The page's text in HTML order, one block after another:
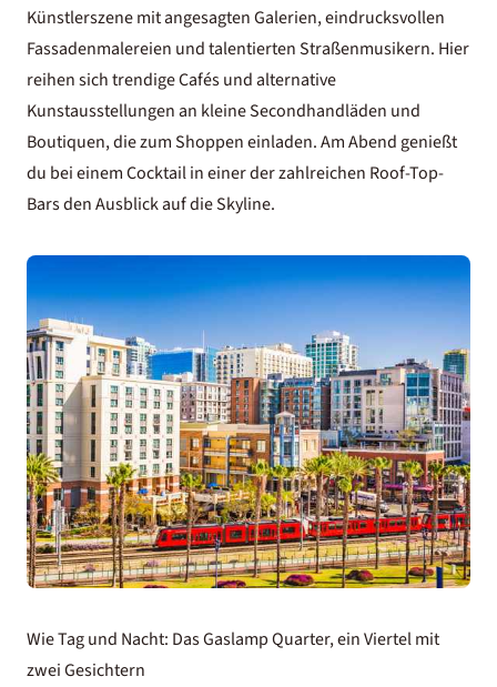
Künstlerszene mit angesagten Galerien, eindrucksvollen
Fassadenmalereien und talentierten Straßenmusikern. Hier
reihen sich trendige Cafés und alternative
Kunstausstellungen an kleine Secondhandläden und
Boutiquen, die zum Shoppen einladen.Am Abend genießt
du bei einem Cocktail in einer der zahlreichen Roof-Top-
Bars den Ausblick auf die Skyline.
Wie Tag und Nacht: Das Gaslamp Quarter, ein Viertel mit
zwei Gesichtern